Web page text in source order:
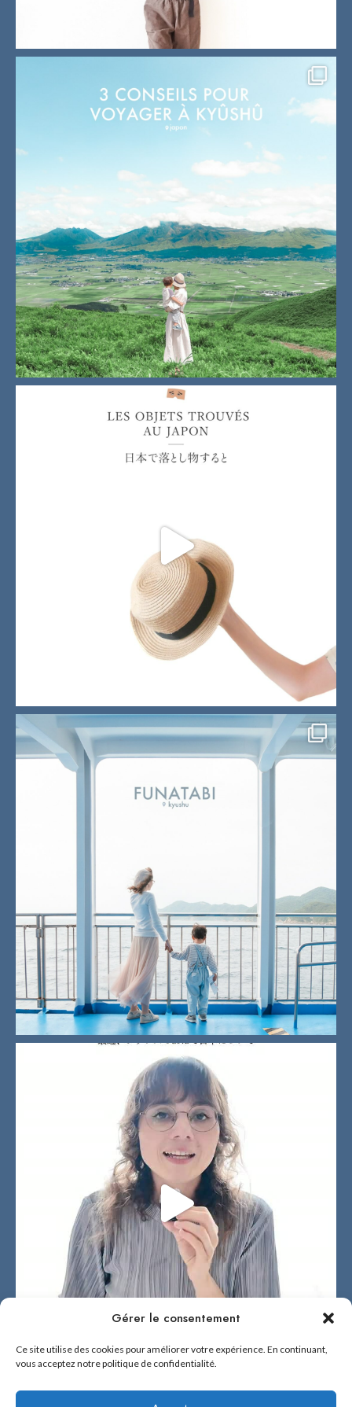
Gérer le consentement
Ce site utilise des cookies pour améliorer votre expérience. En continuant,
vous acceptez notre politique de confidentialité.